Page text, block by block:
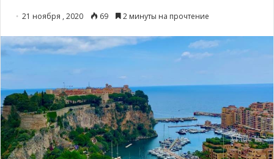
21 ноября , 2020 69 2 минуты на прочтение